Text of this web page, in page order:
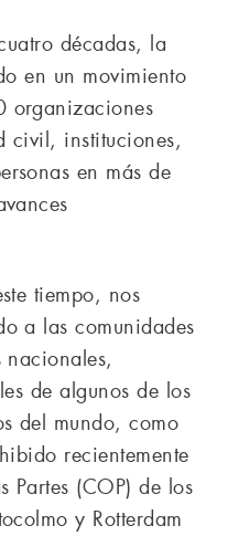
décadas, la
en un movimiento
organizaciones
civil, instituciones,
en más de
tiempo, nos
a las comunidades
de algunos de los
del mundo, como
recientemente
Partes (COP) de los
y Rotterdam